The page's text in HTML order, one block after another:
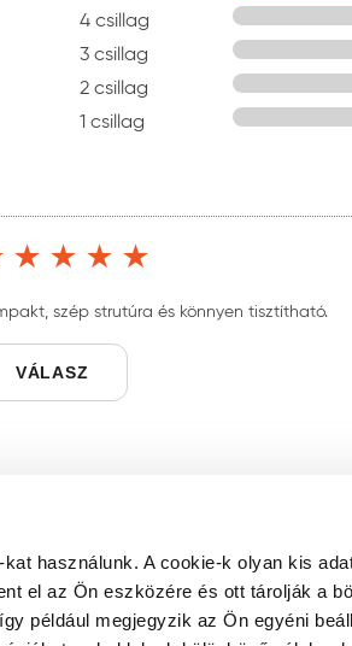
használunk. A cookie-k olyan kis
el az Ön eszközére és ott tárolják a
például megjegyzik az Ön egyéni
4 csillag
3 csillag
2 csillag
1 csillag
szép strutúra és könnyen tisztítható.
VÁLASZ